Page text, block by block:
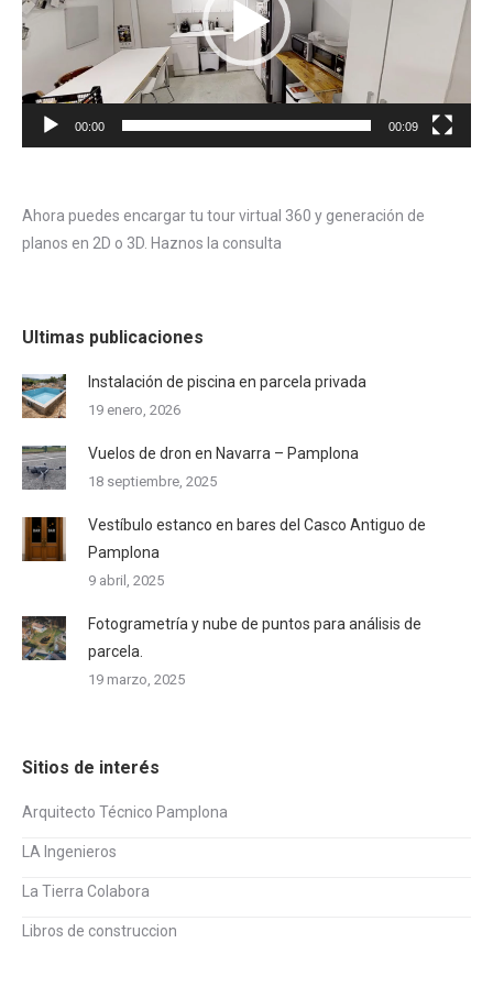
00:00 00:09
Ahora puedes encargar tu tour virtual 360 y generación de
planos en 2D o 3D. Haznos la consulta
Ultimas publicaciones
Instalación de piscina en parcela privada
19 enero, 2026
Vuelos de dron en Navarra – Pamplona
18 septiembre, 2025
Vestíbulo estanco en bares del Casco Antiguo de
Pamplona
9 abril, 2025
Fotogrametría y nube de puntos para análisis de
parcela.
19 marzo, 2025
Sitios de interés
Arquitecto Técnico Pamplona
LA Ingenieros
La Tierra Colabora
Libros de construccion